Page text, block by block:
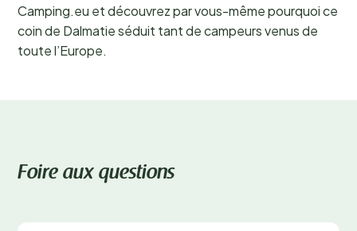
Camping.eu et découvrez par vous-même pourquoi ce
coin de Dalmatie séduit tant de campeurs venus de
toute l’Europe.
Foire aux questions